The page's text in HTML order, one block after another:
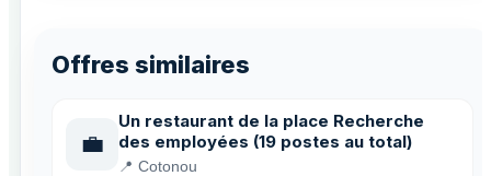
Offres similaires
💼
Un restaurant de la place Recherche
des employées (19 postes au total)
📍 Cotonou